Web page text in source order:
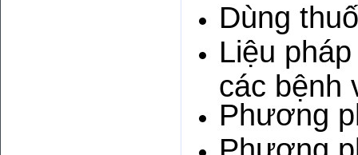
Dùng
Liệu
các bệnh
Phương